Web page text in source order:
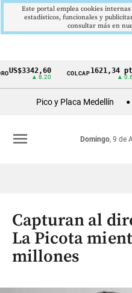
Cintillo
Colombia
▲ 8.20
COLCAP1621,34 pts
▲ 0.67
Pico y Placa Medellín
Domingo, 9 de
menu
Capturan al
La Picota
millones
Este portal emplea cookies
estadísticos, funcionales y
consultar más en